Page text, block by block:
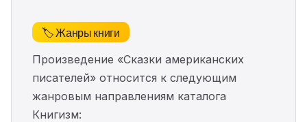
🏷️ Жанры книги
Произведение «Сказки американских
писателей» относится к следующим
жанровым направлениям каталога
Книгизм: